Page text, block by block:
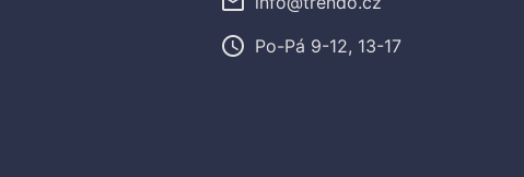
access_time Po-Pá 9-12, 13-17